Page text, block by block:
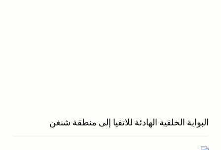
البوابة الخلفية الهادئة للاتفيا إلى منطقة شنغن